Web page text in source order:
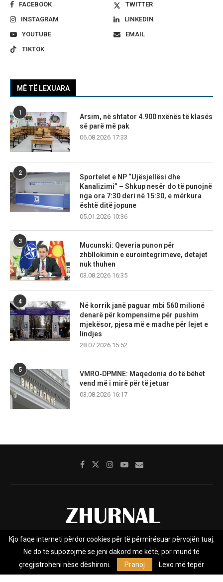
FACEBOOK
TWITTER
INSTAGRAM
LINKEDIN
YOUTUBE
EMAIL
TIKTOK
MË TË LEXUARA
1
Arsim, në shtator 4.900 nxënës të klasës
së parë më pak
06.08.2026 17:33
2
Sportelet e NP “Ujësjellësi dhe
Kanalizimi” – Shkup nesër do të punojnë
nga ora 7:30 deri në 15:30, e mërkura
është ditë jopune
05.01.2026 10:36
3
Mucunski: Qeveria punon për
zhbllokimin e eurointegrimeve, detajet
nuk thuhen
03.08.2026 16:35
4
Në korrik janë paguar mbi 560 milionë
denarë për kompensime për pushim
mjekësor, pjesa më e madhe për lejet e
lindjes
28.07.2026 15:52
5
VMRO‑DPMNE: Maqedonia do të bëhet
vend më i mirë për të jetuar
03.08.2026 16:17
Rreth nesh Impresumi Marketing
Privacy Policy
Zhurnal.mk është Agjenci e Lajmeve e pavarur, e themeluar në vitin
Kjo faqe interneti përdor cookies për të përmirësuar përvojën tuaj.
Ne do të supozojmë se jeni dakord me këtë, por mund të
çregjistroheni nëse dëshironi.
Pranoj Lexo më tepër